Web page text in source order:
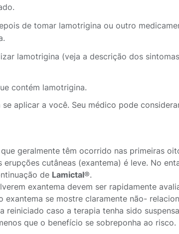
de tomar lamotrigina ou outro
lamotrigina (veja a descrição dos
contém lamotrigina.
aplicar a você. Seu médico pode
geralmente têm ocorrido nas primeiras
cutâneas (exantema) é leve. No
de Lamictal®.
exantema devem ser rapidamente
se mostre claramente não-
reiniciado caso a terapia tenha sido
que o benefício se sobreponha ao risco.